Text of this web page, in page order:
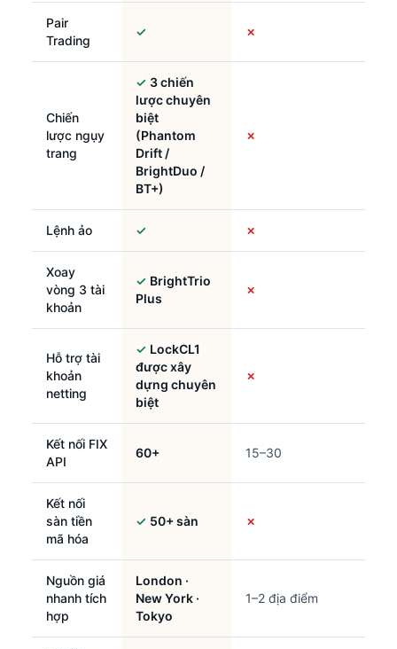
Pair
Trading
✓ ✗
Chiến
lược ngụy
trang
✓ 3 chiến
lược chuyên
biệt
(Phantom
Drift /
BrightDuo /
BT+)
✗
Lệnh ảo ✓ ✗
Xoay
vòng 3 tài
khoản
✓ BrightTrio
Plus
✗
Hỗ trợ tài
khoản
netting
✓ LockCL1
được xây
dựng chuyên
biệt
✗
Kết nối FIX
API
60+ 15–30
Kết nối
sàn tiền
mã hóa
✓ 50+ sàn ✗
Nguồn giá
nhanh tích
hợp
London ·
New York ·
Tokyo
1–2 địa điểm